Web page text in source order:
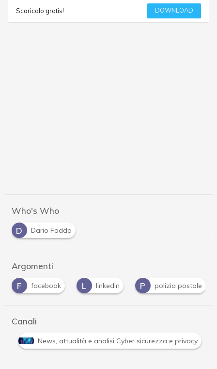
Scaricalo gratis! DOWNLOAD
Who's Who
D
Dario Fadda
Argomenti
facebook L linkedin P polizia postale
Canali
C
Cultura cyber News, attualità e analisi Cyber